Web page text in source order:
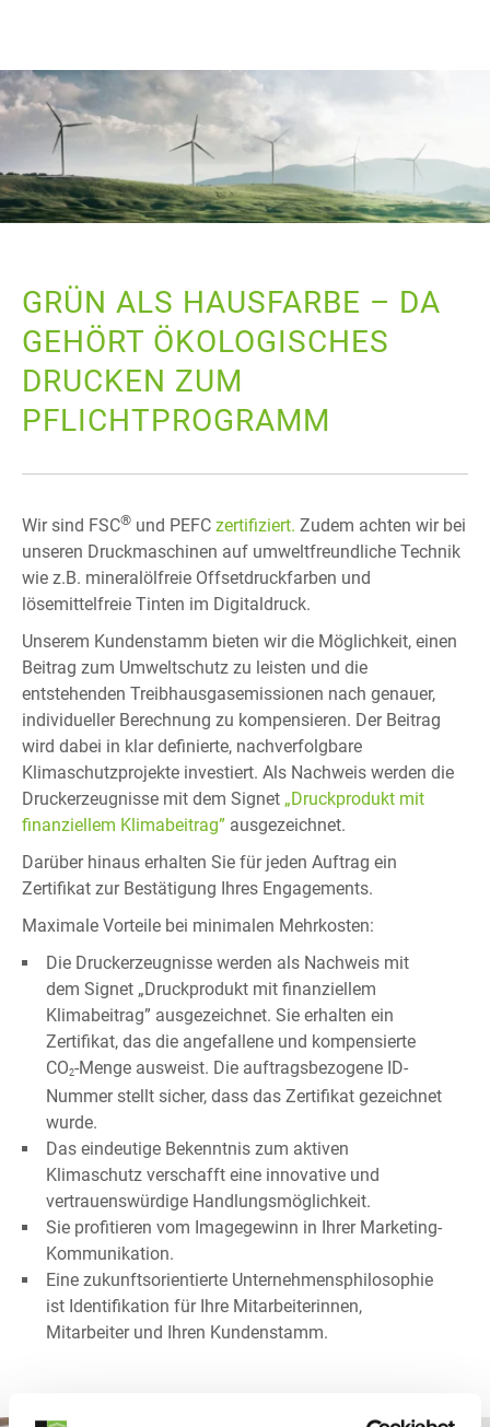
GRÜN ALS HAUSFARBE – DA
GEHÖRT ÖKOLOGISCHES
DRUCKEN ZUM
PFLICHTPROGRAMM
Wir sind FSC® und PEFC zertifiziert. Zudem achten wir bei
unseren Druckmaschinen auf umweltfreundliche Technik
wie z.B. mineralölfreie Offsetdruckfarben und
lösemittelfreie Tinten im Digitaldruck.
Unserem Kundenstamm bieten wir die Möglichkeit, einen
Beitrag zum Umweltschutz zu leisten und die
entstehenden Treibhausgasemissionen nach genauer,
individueller Berechnung zu kompensieren. Der Beitrag
wird dabei in klar definierte, nachverfolgbare
Klimaschutzprojekte investiert. Als Nachweis werden die
Druckerzeugnisse mit dem Signet „Druckprodukt mit
finanziellem Klimabeitrag” ausgezeichnet.
Darüber hinaus erhalten Sie für jeden Auftrag ein
Zertifikat zur Bestätigung Ihres Engagements.
Maximale Vorteile bei minimalen Mehrkosten:
Die Druckerzeugnisse werden als Nachweis mit
dem Signet „Druckprodukt mit finanziellem
Klimabeitrag” ausgezeichnet. Sie erhalten ein
Zertifikat, das die angefallene und kompensierte
CO2-Menge ausweist. Die auftragsbezogene ID-
Nummer stellt sicher, dass das Zertifikat gezeichnet
wurde.
Das eindeutige Bekenntnis zum aktiven
Klimaschutz verschafft eine innovative und
vertrauenswürdige Handlungsmöglichkeit.
Sie profitieren vom Imagegewinn in Ihrer Marketing-
Kommunikation.
Eine zukunftsorientierte Unternehmensphilosophie
ist Identifikation für Ihre Mitarbeiterinnen,
Mitarbeiter und Ihren Kundenstamm.